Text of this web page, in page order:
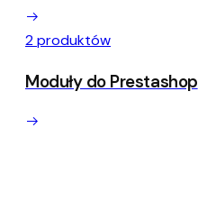
2 produktów
Moduły do Prestashop